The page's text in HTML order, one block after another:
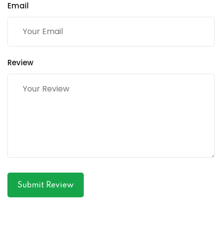
Email
Review
Submit Review